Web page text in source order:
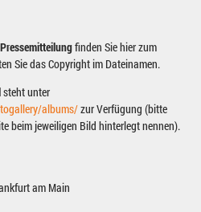
finden Sie hier zum
Sie das Copyright im Dateinamen.
steht unter
albums/zur Verfügung (bitte
beim jeweiligen Bild hinterlegt nennen).
am Main